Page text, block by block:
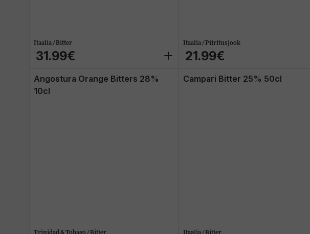
Itaalia / Bitter
31.99€
Itaalia / Piiritusjook
21.99€
Angostura Orange Bitters 28%
10cl
Trinidad & Tobago / Bitter
Campari Bitter 25% 50cl
Itaalia / Bitter